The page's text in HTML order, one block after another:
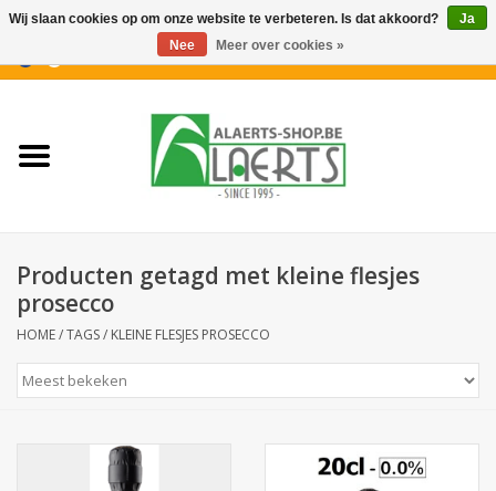
Nieuwigheden
Koffiekoekjes
Aperitiefkoekjes
Producten getagd met kleine flesjes
prosecco
HOME/TAGS/ KLEINE FLESJES PROSECCO
Wij slaan cookies op om onze website te verbeteren. Is dat akkoord?
Ja
Nee
Meer over cookies »